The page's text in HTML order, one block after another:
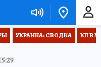
УКРАИНА: СВОДКА КП В